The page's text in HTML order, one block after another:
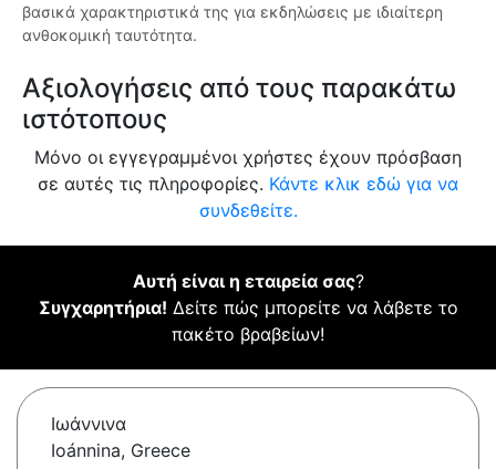
βασικά χαρακτηριστικά της για εκδηλώσεις με ιδιαίτερη
ανθοκομική ταυτότητα.
Αξιολογήσεις από τους παρακάτω
ιστότοπους
Μόνο οι εγγεγραμμένοι χρήστες έχουν πρόσβαση
σε αυτές τις πληροφορίες. Κάντε κλικ εδώ για να
συνδεθείτε.
Αυτή είναι η εταιρεία σας?
Συγχαρητήρια! Δείτε πώς μπορείτε να λάβετε το
πακέτο βραβείων!
Ιωάννινα
Ioánnina, Greece